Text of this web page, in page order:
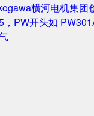
横河电机集团
PW开头如